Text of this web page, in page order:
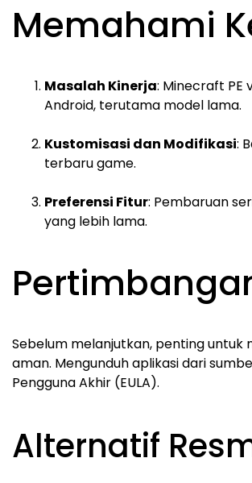
Memahami
Masalah Kinerja: Minecraft PE
Android, terutama model lama.
Kustomisasi dan Modifikasi:
terbaru game.
Preferensi Fitur: Pembaruan
yang lebih lama.
Sebelum melanjutkan, penting
aman. Mengunduh aplikasi dari
Pengguna Akhir (EULA).
Alternatif